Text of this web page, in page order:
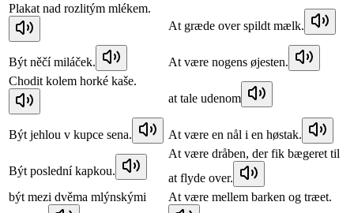
Plakat nad rozlitým mlékem.
At græde over spildt mælk.
Být něčí miláček.
At være nogens øjesten.
Chodit kolem horké kaše.
at tale udenom
Být jehlou v kupce sena. At være en nål i en høstak.
Být poslední kapkou.
At være dråben, der fik bægeret til
at flyde over.
být mezi dvěma mlýnskými
At være mellem barken og træet.